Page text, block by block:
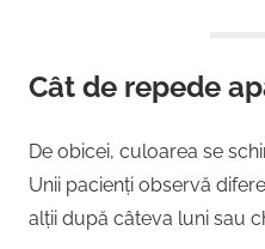
Cât de repede
De obicei, culoarea se
Unii pacienți observă
alții după câteva luni sau